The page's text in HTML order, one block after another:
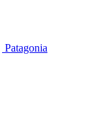
Patagonia